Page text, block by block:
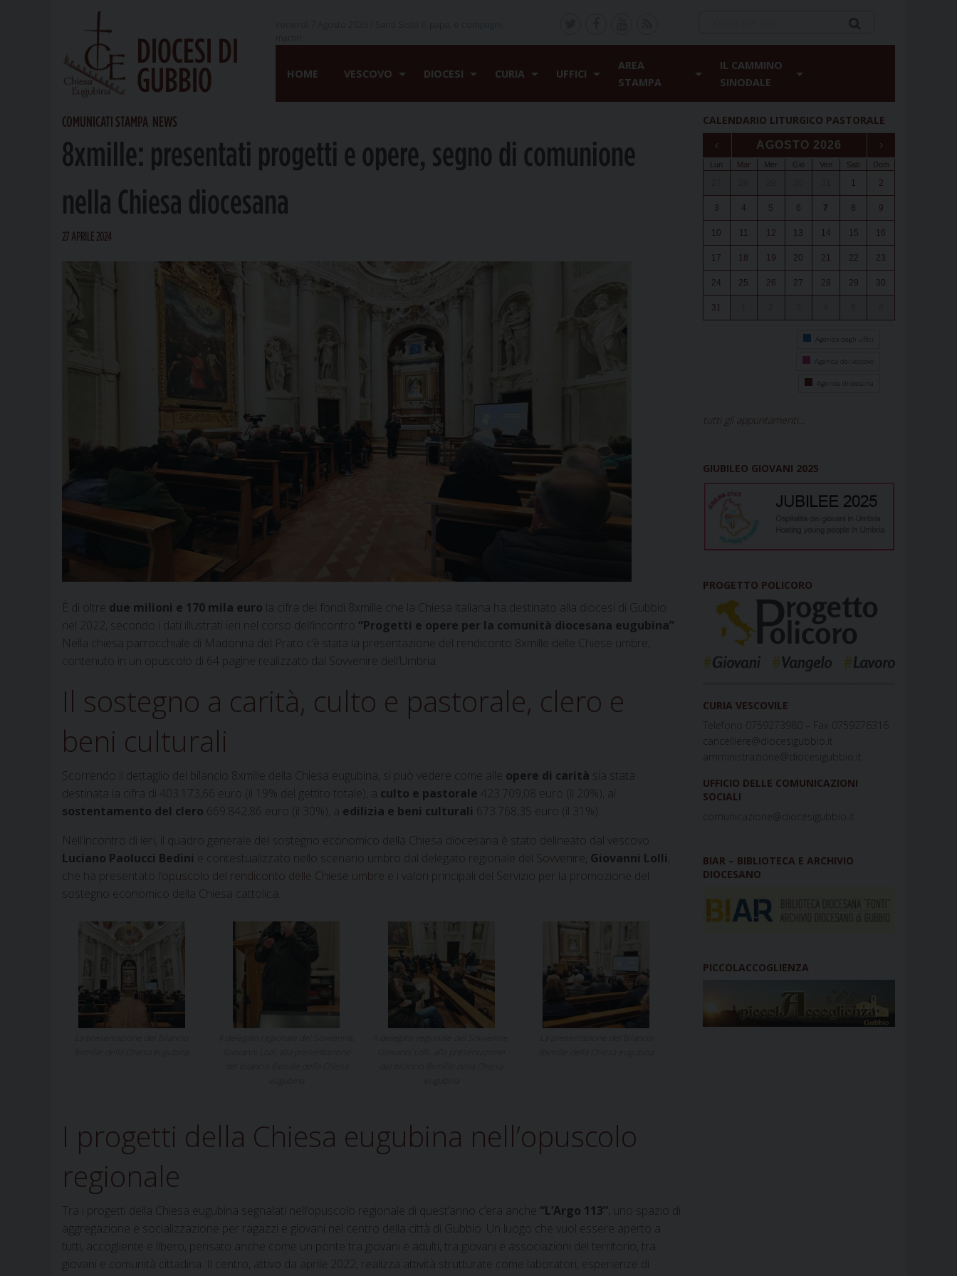
DIOCESI DI
GUBBIO
HOME VESCOVO DIOCESI CURIA UFFICI
AREA
STAMPA
IL CAMMINO
SINODALE
COMUNICATI STAMPA NEWS
8xmille: presentati progetti e opere, segno di comunione
nella Chiesa diocesana
27 APRILE 2024
È di oltre due milioni e 170 mila euro la cifra dei fondi 8xmille che la Chiesa italiana ha destinato alla diocesi di Gubbio
nel 2022, secondo i dati illustrati ieri nel corso dell’incontro “Progetti e opere per la comunità diocesana eugubina”
Nella chiesa parrocchiale di Madonna del Prato c’è stata la presentazione del rendiconto 8xmille delle Chiese umbre,
contenuto in un opuscolo di 64 pagine realizzato dal Sovvenire dell’Umbria.
Il sostegno a carità, culto e pastorale, clero e
beni culturali
Scorrendo il dettaglio del bilancio 8xmille della Chiesa eugubina, si può vedere come alle opere di carità sia stata
destinata la cifra di 403.173,66 euro (il 19% del gettito totale), a culto e pastorale 423.709,08 euro (il 20%), al
sostentamento del clero 669.842,86 euro (il 30%), a edilizia e beni culturali 673.768,35 euro (il 31%).
Nell’incontro di ieri, il quadro generale del sostegno economico della Chiesa diocesana è stato delineato dal vescovo
Luciano Paolucci Bedini e contestualizzato nello scenario umbro dal delegato regionale del Sovvenire Giovanni Lolli
che ha presentato l’opuscolo del rendiconto delle Chiese umbre e i valori principali del Servizio per la promozione del
sostegno economico della Chiesa cattolica.
I progetti della Chiesa eugubina nell’opuscolo
regionale
Tra i progetti della Chiesa eugubina segnalati nell’opuscolo regionale di quest’anno c’era anche “L’Argo 113” , uno spazio di
aggregazione e socializzazione per ragazzi e giovani nel centro della città di Gubbio. Un luogo che vuol essere aperto a
tutti, accogliente e libero, pensato anche come un ponte tra giovani e adulti, tra giovani e associazioni del territorio, tra
giovani e comunità cittadina. Il centro, attivo da aprile 2022, realizza attività strutturate come laboratori, esperienze di
CALENDARIO LITURGICO PASTORALE
‹ AGOSTO 2026 ›
Lun Mar Mer Gio Ven Sab Dom
1 2
3 4 5 6 7 8 9
10 11 12 13 14 15 16
17 18 19 20 21 22 23
24 25 26 27 28 29 30
31
Agenda degli uffici
Agenda del vescovo
Agenda diocesana
tutti gli appuntamenti...
GIUBILEO GIOVANI 2025
PROGETTO POLICORO
CURIA VESCOVILE
Telefono 0759273980 – Fax 0759276316
cancelliere@diocesigubbio.it
amministrazione@diocesigubbio.it
UFFICIO DELLE COMUNICAZIONI
SOCIALI
comunicazione@diocesigubbio.it
BIAR – BIBLIOTECA E ARCHIVIO
DIOCESANO
PICCOLACCOGLIENZA